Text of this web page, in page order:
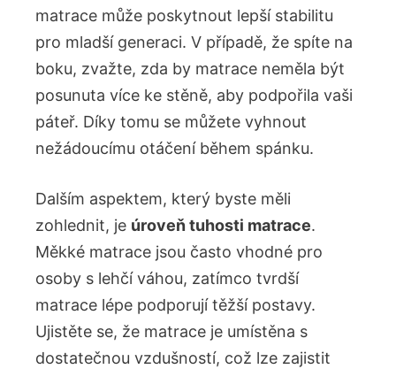
matrace může poskytnout lepší stabilitu
pro mladší generaci. V případě, že spíte na
boku, zvažte, zda by matrace neměla být
posunuta více ke stěně, aby podpořila vaši
páteř. Díky tomu se můžete vyhnout
nežádoucímu otáčení během spánku.
Dalším aspektem, který byste měli
zohlednit, je úroveň tuhosti matrace.
Měkké matrace jsou často vhodné pro
osoby s lehčí váhou, zatímco tvrdší
matrace lépe podporují těžší postavy.
Ujistěte se, že matrace je umístěna s
dostatečnou vzdušností, což lze zajistit